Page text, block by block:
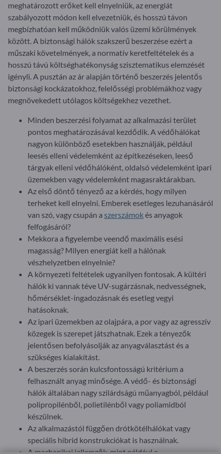
meghatározott erőket kell elnyelniük, az energiát
szabályozott módon kell elvezetniük, és hosszú távon
megbízhatóan kell működniük valós üzemi körülmények
között. A biztonsági hálók szakszerű beszerzése ezért a
műszaki követelmények, a normatív keretfeltételek és a
hosszú távú költséghatékonyság szisztematikus elemzését
igényli. A pusztán az ár alapján történő beszerzés jelentős
biztonsági kockázatokhoz, felelősségi problémákhoz vagy
megnövekedett utólagos költségekhez vezethet.
Minden beszerzési folyamat az alkalmazási terület
pontos meghatározásával kezdődik. A védőhálókat
nagyon különböző esetekben használják, például
leesés elleni védelemként az építkezéseken, leeső
tárgyak elleni védőhálóként, oldalsó védelemként ipari
üzemekben vagy védelemként magasraktárakban.
Az első döntő tényező az a kérdés, hogy milyen
terheket kell elnyelni. Emberek esetleges lezuhanásáról
van szó, vagy csupán a szerszámokés anyagok
felfogásáról?
Mekkora a figyelembe veendő maximális esési
magasság? Milyen energiát kell a hálónak
vészhelyzetben elnyelnie?
A környezeti feltételek ugyanilyen fontosak. A kültéri
hálók ki vannak téve UV-sugárzásnak, nedvességnek,
hőmérséklet-ingadozásnak és esetleg vegyi
hatásoknak.
Az ipari üzemekben az olajpára, a por vagy az agresszív
közegek is szerepet játszhatnak. Ezek a tényezők
jelentősen befolyásolják az anyagválasztást és a
szükséges kialakítást.
A beszerzés során kulcsfontosságú kritérium a
felhasznált anyag minősége. A védő- és biztonsági
hálók általában nagy szilárdságú műanyagból, például
polipropilénből, polietilénből vagy poliamidból
készülnek.
Az alkalmazástól függően drótkötélhálókat vagy
speciális hibrid konstrukciókat is használnak.
A mechanikai jellemzők, mint például a